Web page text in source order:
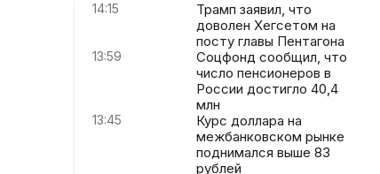
14:15
Трамп заявил, что
доволен Хегсетом на
посту главы Пентагона
13:59
Соцфонд сообщил, что
число пенсионеров в
России достигло 40,4
млн
13:45
Курс доллара на
межбанковском рынке
поднимался выше 83
рублей